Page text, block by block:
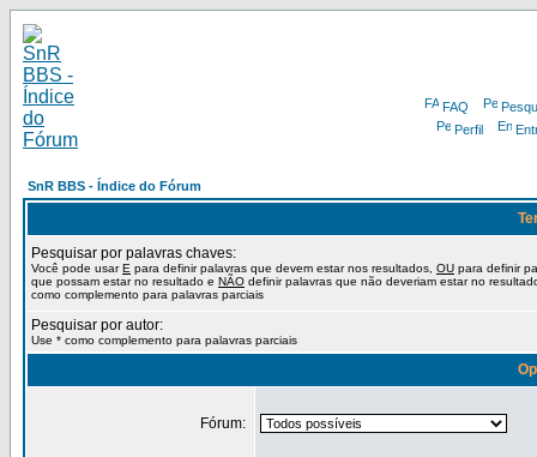
FAQ
Perfil
SnR BBS - Índice do Fórum
Pesquisar por palavras chaves:
Você pode usarE para definir palavras que devem estar nos resultados, OU para definir
que possam estar no resultado e NÃO definir palavras que não deveriam estar no
como complemento para palavras parciais
Pesquisar por autor:
Use * como complemento para palavras parciais
Fórum: